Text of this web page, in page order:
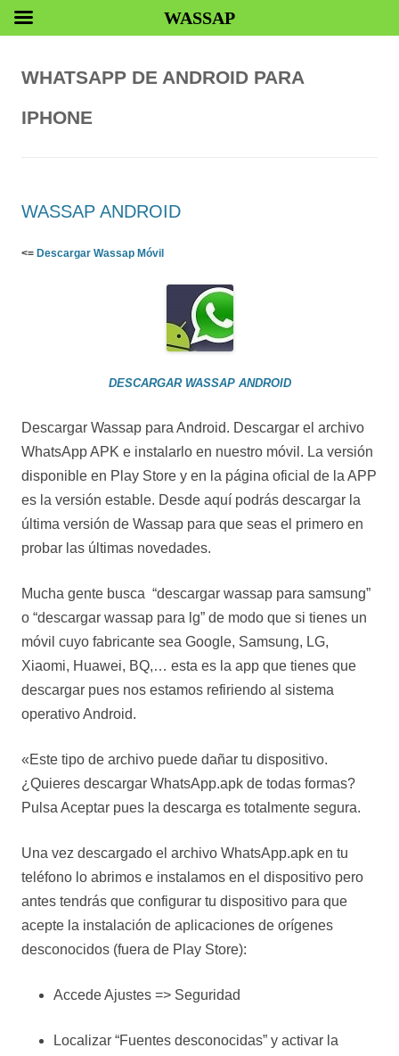
WHATSAPP DE ANDROID PARA
IPHONE
WASSAP ANDROID
<= Descargar Wassap Móvil
DESCARGAR WASSAP ANDROID
Descargar Wassap para Android. Descargar el archivo
WhatsApp APK e instalarlo en nuestro móvil. La versión
disponible en Play Store y en la página oficial de la APP
es la versión estable. Desde aquí podrás descargar la
última versión de Wassap para que seas el primero en
probar las últimas novedades.
Mucha gente busca “descargar wassap para samsung”
o “descargar wassap para lg” de modo que si tienes un
móvil cuyo fabricante sea Google, Samsung, LG,
Xiaomi, Huawei, BQ,… esta es la app que tienes que
descargar pues nos estamos refiriendo al sistema
operativo Android.
«Este tipo de archivo puede dañar tu dispositivo.
¿Quieres descargar WhatsApp.apk de todas formas?
Pulsa Aceptar pues la descarga es totalmente segura.
Una vez descargado el archivo WhatsApp.apk en tu
teléfono lo abrimos e instalamos en el dispositivo pero
antes tendrás que configurar tu dispositivo para que
acepte la instalación de aplicaciones de orígenes
desconocidos (fuera de Play Store):
Accede Ajustes => Seguridad
Localizar “Fuentes desconocidas” y activar la
WASSAP